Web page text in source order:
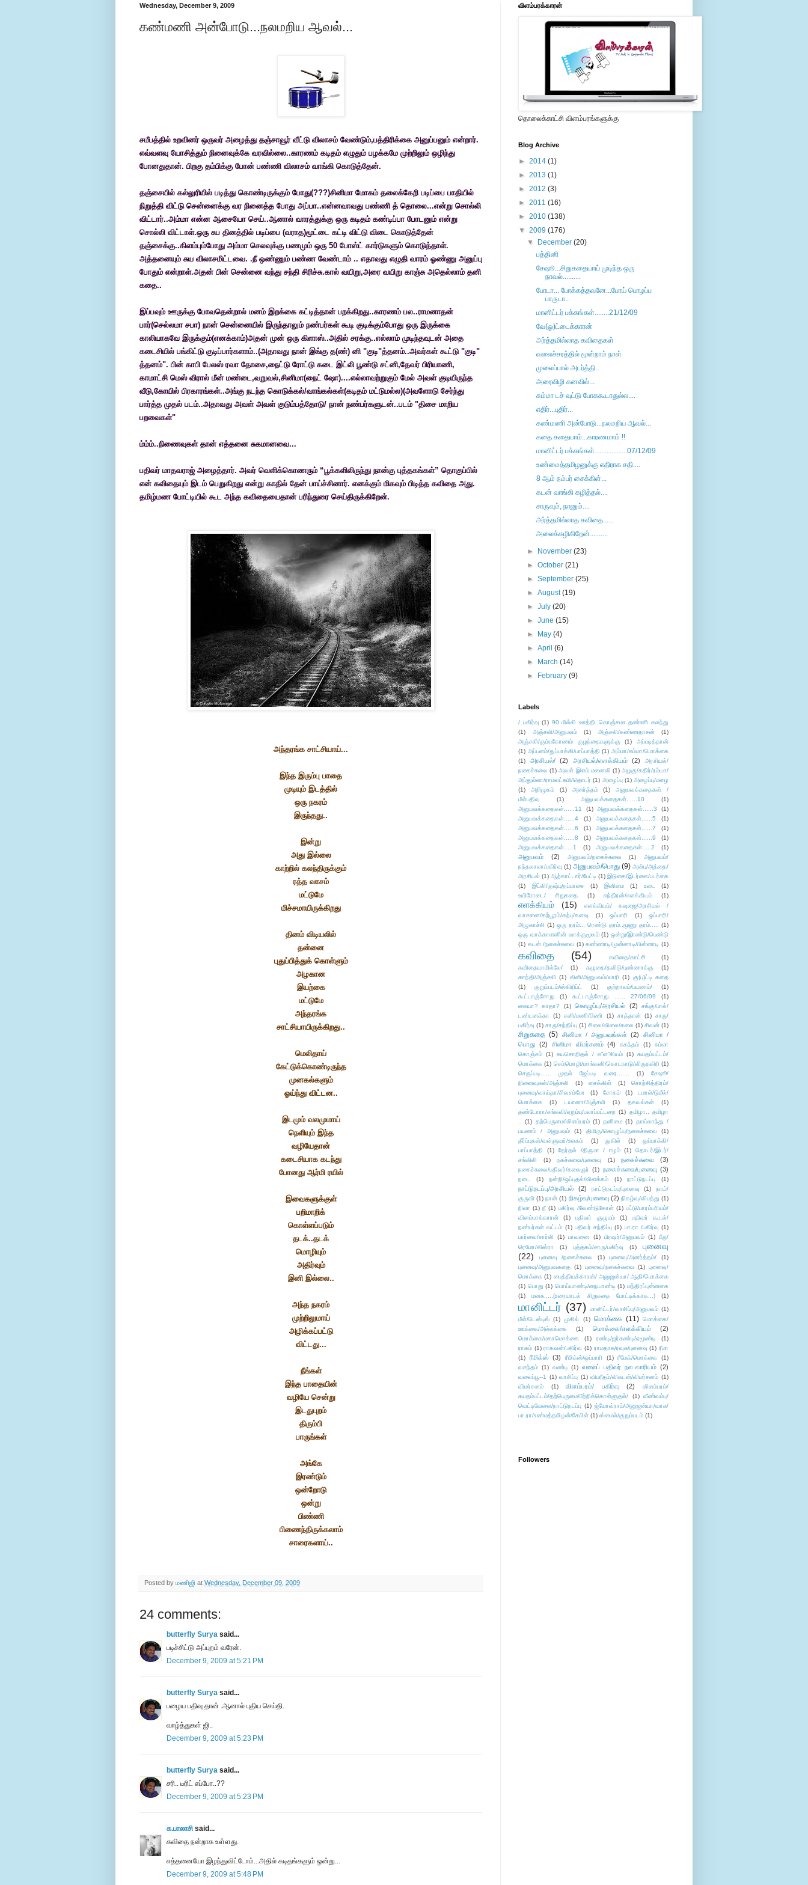
Wednesday, December 9, 2009
கண்மணி அன்போடு...நலமறிய ஆவல்...
சமீபத்தில் உறவினர் ஒருவர் அழைத்து தஞ்சாவூர் வீட்டு விலாசம் வேண்டும்,பத்திரிக்கை அனுப்பனும் என்றார்.
எவ்வளவு யோசித்தும் நினைவுக்கே வரவில்லை..காரணம் கடிதம் எழுதும் பழக்கமேமுற்றிலும் ஒழிந்து
போனதுதான். பிறகு தம்பிக்கு போன் பண்ணி விலாசம் வாங்கி கொடுத்தேன்.
தஞ்சையில் கல்லுரியில் படித்து கொண்டிருக்கும் போது(???)சினிமா மோகம் தலைக்கேறி படிப்பை பாதியில்
நிறுத்தி விட்டு சென்னைக்கு வர நினைத்த போது அப்பா..என்னவாவது பண்ணி த் தொலை...என்று சொல்லி
விட்டார்..அம்மா என்ன ஆசையோ செய்..ஆனால் வாரத்துக்கு ஒரு கடிதம் கண்டிப்பா போடனும் என்று
சொல்லி விட்டாள்.ஒரு சுப தினத்தில் படிப்பை (வராத)மூட்டை கட்டி விட்டு விடை கொடுத்தேன்
தஞ்சைக்கு..கிளம்பும்போது அம்மா செலவுக்கு பணமும் ஒரு 50 போஸ்ட் கார்டுகளும் கொடுத்தாள்.
அத்தனையும் சுய விலாசமிட்டவை. .நீ ஒண்ணும் பண்ண வேண்டாம் .. எதாவது எழுதி வாரம் ஓண்ணு அனுப்பு
போதும் என்றாள்.அதன் பின் சென்னை வந்து சந்தி சிரிச்சு.கால் வயிறு,அரை வயிறு காஞ்சு அதெல்லாம் தனி
கதை..
இப்பவும் ஊருக்கு போவதென்றால் மனம் இறக்கை கட்டித்தான் பறக்கிறது..காரணம் பல..ராமனாதன்
பார்(செல்லமா சபா) நான் சென்னையில் இருந்தாலும் நண்பர்கள் கூடி குடிக்கும்போது ஒரு இருக்கை
காலியாகவே இருக்கும்(எனக்காம்)அதன் முன் ஒரு கிளாஸ்..அதில் சரக்கு..எல்லாம் முடிந்தவுடன் அதை
கடைசியில் பங்கிட்டு குடிப்பார்களாம்..(அதாவது நான் இங்கு த(ண்) னி "குடி"த்தனம்..அவர்கள் கூட்டு "குடி"
த்தனம்". பின் காபி பேலஸ் ரவா தோசை,நைட்டு ரோட்டு கடை இட்லி பூண்டு சட்னி,தேவர் பிரியாணி,
காமாட்சி மெஸ் விரால் மீன் மண்டை,வறுவல்,சினிமா(நைட் ஷோ)....எல்லாவற்றுகும் மேல் அவள் குடியிருந்த
வீடு,கோயில் பிரகாரங்கள்..அங்கு நடந்த கொடுக்கல்/வாங்கல்கள்(கடிதம் மட்டுமல்ல)(அவளோடு சேர்ந்து
பார்த்த முதல் படம்..அதாவது அவள் அவள் குடும்பத்தோடு/ நான் நண்பர்களுடன்..படம் "திசை மாறிய
பறவைகள்"
ம்ம்ம்..நிணைவுகள் தான் எத்தனை சுகமானவை...
பதிவர் மாதவராஜ் அழைத்தார். அவர் வெளிக்கொணரும் “பூக்களிலிருந்து நான்கு புத்தகங்கள்” தொகுப்பில்
என் கவிதையும் இடம் பெறுகிறது என்று காதில் தேன் பாய்ச்சினார். எனக்கும் மிகவும் பிடித்த கவிதை அது.
தமிழ்மண போட்டியில் கூட அந்த கவிதையைதான் பரிந்துரை செய்திருக்கிறேன்.
அந்தரங்க சாட்சியாய்...
இந்த இரும்பு பாதை
முடியும் இடத்தில்
ஒரு நகரம்
இருந்தது..
இன்று
அது இல்லை
காற்றில் கலந்திருக்கும்
ரத்த வாசம்
மட்டுமே
மிச்சமாயிருக்கிறது
தினம் விடியலில்
தன்னை
புதுப்பித்துக் கொள்ளும்
அழகான
இயற்கை
மட்டுமே
அந்தரங்க
சாட்சியாயிருக்கிறது..
மெலிதாய்
கேட்டுக்கொண்டிருந்த
முனகல்களும்
ஓய்ந்து விட்டன..
இடமும் வலமுமாய்
நெளியும் இந்த
வழியேதான்
கடைசியாக கடந்து
போனது ஆர்மி ரயில்
இவைகளுக்குள்
பறிமாறிக்
கொள்ளப்படும்
தடக்..தடக்
மொழியும்
அதிர்வும்
இனி இல்லை..
அந்த நகரம்
முற்றிலுமாய்
அழிக்கப்பட்டு
விட்டது...
நீங்கள்
இந்த பாதையின்
வழியே சென்று
இடதுபுறம்
திரும்பி
பாருங்கள்
அங்கே
இரண்டும்
ஒன்றோடு
ஒன்று
பிண்ணி
பிணைந்திருக்கலாம்
சாரைகளாய்..
Posted by மணிஜி at Wednesday, December 09, 2009
24 comments:
butterfly Surya said...
படிச்சிட்டு அப்புறம் வரேன்.
December 9, 2009 at 5:21 PM
butterfly Surya said...
பழைய பதிவு தான் .ஆனால் புதிய செய்தி.
வாழ்த்துகள் ஜி..
December 9, 2009 at 5:23 PM
butterfly Surya said...
சரி.. டீரிட் எப்போ..??
December 9, 2009 at 5:23 PM
க.பாலாசி said...
கவிதை நன்றாக உள்ளது.
எத்தனையோ இழந்துவிட்டோம்...அதில் கடிதங்களும் ஒன்று...
December 9, 2009 at 5:48 PM
விளம்பரக்காரன்
தொலைக்காட்சி விளம்பரங்களுக்கு
Blog Archive
► 2014 (1)
► 2013 (1)
► 2012 (3)
► 2011 (16)
► 2010 (138)
▼ 2009 (176)
▼
December(20)
பத்தினி
சேஷூ...சிறுகதையாய் முடிந்த ஒரு
நாவல்..........
போடா... போக்கத்தவனே...போய் பொழப்ப
பாருடா..
மானிட்டர் பக்கங்கள்........21/12/09
வே(ஓ)ட்டைக்காரன்
அர்த்தமில்லாத கவிதைகள்
வலைச்சரத்தில் மூன்றாம் நாள்
முலைப்பால் அடர்த்தி..
அரைவிழி கனவில்...
சும்மா டச் வுட்டு போககூடாதுல்ல....
எதிர்...புதிர்...
கண்மணி அன்போடு...நலமறிய ஆவல்...
கதை கதையாம்...காரணமாம் !!
மானிட்டர் பக்கங்கள்…………..07/12/09
உண்மைத்தமிழனுக்கு எதிராக சதி....
8 ஆம் நம்பர் சைக்கிள்...
கடன் வாங்கி கழித்தல்....
சாருவும், நானும்....
அர்த்தமில்லாத கவிதை......
அலைக்கழிகிறேன்..........
► November(23)
►October(21)
►September(25)
►August(19)
►July(20)
►June(15)
►
May(4)
►April(6)
►
March(14)
►
February(9)
Labels
/ பகிர்வு (1) 90 மில்லி ஊத்தி..கொஞ்சமா தண்ணி கலந்து
(1)
அஞ்சலி/அனுபவம் (1) அஞ்சலி/கண்ணதாசன்
(1)
அஞ்சலி/கும்பகோணம் குழந்தைகளுக்கு
(1)
அப்படித்தான்
(1) அப்பளம்/துப்பாக்கி/பாப்பாத்தி (1) அம்மா/சும்மா/மொக்கை
(1)
அரசியல்/ (2) அரசியல்/எளக்கியம் (2)
அரசியல்/
நகைச்சுவை (1) அவள் இளம் மனைவி (1) அழகு/கதிர்/ரம்யா/
அப்துல்லா/ராமலட்சுமி/தொடர் (1) அழைப்பு (1) அழைப்பு/மழை
(1)
அறிமுகம் (1) அனர்த்தம் (1)
அனுபவக்கதைகள் /
மீள்பதிவு
(1) அனுபவக்கதைகள்......10
(1)
அனுபவக்கதைகள்......11
(1) அனுபவக்கதைகள்......3
(1)
அனுபவக்கதைகள்......4
(1) அனுபவக்கதைகள்......5
(1)
அனுபவக்கதைகள்......6
(1) அனுபவக்கதைகள்......7
(1)
அனுபவக்கதைகள்......8
(1) அனுபவக்கதைகள்......9
(1)
அனுபவக்கதைகள்.....1
(1) அனுபவக்கதைகள்.....2 (1)
அனுபவம் (2) அனுபவம்/நகைச்சுவை (1)
அனுபவம்/
நந்தலாலா/பகிர்வு (1) அனுபவம்/பொது (9) அன்பு/அத்தை/
அரசியல் (1) ஆற்காட்டார்/பேட்டி (1) இடுகை/இடர்கை/படர்கை
(1)
இட்லி/குஷ்பு/நப்பாசை (1) இனிமை (1) உடை
(1)
உயிரோடை/ சிறுகதை
(1) எந்திரன்/எளக்கியம் (1)
எளக்கியம் (15)
எளக்கியம்/ கவுஜை/அரசியல் /
வாசனை/கற்பூரம்/கற்பு/களவு
(1) ஒப்பாரி (1)
ஒப்பாரி/
அழுகாச்சி (1) ஒரு தரம்... ரெண்டு தரம்..மூணு தரம்..... (1)
ஒரு வாக்காளனின் வாக்குமூலம் (1) ஒன்று/இரண்டு/பெண்டு
(1) கடன் /நகைச்சுவை (1) கண்ணாடி/முன்னாடி/பின்னாடி (1)
கவிதை (54) கவிதை/காட்சி
(1)
கவிதையாமில்லே/
(1) கழுதை/தவிடு/புண்ணாக்கு
(1)
காந்தி/அஞ்சலி (1) கிளி/அனுபவம்/லாரி (1) கு(பு)ட்டி கதை
(1)
குறும்படம்/ஸ்கிரிப்ட் (1) குற்றாலம்/பயணம்/
(1)
கூட்டாஞ்சோறு
(1) கூட்டாஞ்சோறு ...... 27/06/09
(1)
கையா? காதா?
(1) கொழுப்பு/அரசியல் (2)
சங்கு/பால்/
டண்டனக்கா
(1) சனி/மணி/பிணி (1) சாத்தான் (1) சாரு/
பகிர்வு (1) சாரு/சந்திப்பு (1) சிலை/விலை/கலை (1) சிவன் (1)
சிறுகதை (5) சினிமா / அனுபவங்கள் (2)
சினிமா /
பொது (2) சினிமா விமர்சனம் (4) சுகந்தம் (1)
சும்மா
கொஞ்சம் (1) சுயசொறிதல் / எ”ள”கியம் (1) சுயதம்பட்டம்/
மொக்கை (1) செம்மொழி/மாங்கனி/கொடநாடு/விருதகிரி (1)
செருப்படி...... முதல் ஜேப்படி வரை.......
(1)
சேஷூ/
நினைவுகள்/அஞ்சலி
(1) சைக்கிள் (1)
சொற்சித்திரம்/
புனைவு/வாய்தா/சிவசம்போ
(1) சோகம் (1)
டமால்/டுமீல்/
மொக்கை
(1) டயானா/அஞ்சலி (1) தகவல்கள்
(1)
தண்டோரா/சங்கவி/எறும்பு/பலாப்பட்டறை (1) தமிழா.. தமிழா
.. (1) தற்பெருமை/விளம்பரம் (1) தனிமை (1) தாய்லாந்து /
பயணம் / அனுபவம்
(1) திமிரு/கொழுப்பு/நகைச்சுவை
(1)
தீர்ப்புகள்/வள்ளுவர்/உலகம்
(1) துகில் (1)
துப்பாக்கி/
பாப்பாத்தி
(1) தேர்தல் /திருமா / ஈழம் (1)
தொடர்/இடர்/
சங்கிலி
(1) நகச்சுவை/புனைவு (1) நகைச்சுவை (3)
நகைச்சுவை/பதிவர்/கலைஞர் (1) நகைச்சுவை/புனைவு (3)
நடை (1) நன்றி/ஒப்புதல்/விளக்கம் (1) நாட்டுநடப்பு (1)
நாட்டுநடப்பு/அரசியல் (2) நாட்டுநடப்பு/புனைவு (1)
நாய்/
குருவி (1) நான் (1) நிகழ்வு/புனைவு (2) நிகழ்வு/விபத்து (1)
நிலா (1) நீ (1) பகிர்வு /வேண்டுகோள் (1) பட்டு/பாரம்பரியம்/
விளம்பரக்காரன்
(1) பதிவர் குழுமம் (1)
பதிவர் கூடல்/
நண்பர்கள் வட்டம் (1) பதிவர் சந்திப்பு (1) பா.ரா /பகிர்வு (1)
பார்வை/சார்லி
(1) பாவனை (1) பிரஷர்/அனுபவம் (1) பீரு/
ரெமோ/கிஸ்ரா
(1) புத்தகம்/சாரு/பகிர்வு (1)
புனைவு
(22)
புனைவு /நகைச்சுவை (1) புனைவு/அனர்த்தம்/
(1)
புனைவு/அனுபவகதை (1) புனைவு/நகைச்சுவை (1) புனைவு/
மொக்கை (1) பைத்தியக்காரன்/ அனுஜன்யா/ ஆதி/மொக்கை
(1) பொது (1) பொய்யாண்டி/நையாண்டி (1) மந்திரப்புன்னகை
(1)
மனசு.....(உரையாடல் சிறுகதை போட்டிக்காக...) (1)
மானிட்டர் (37) மானிட்டர்/வாசிப்பு/அனுபவம் (1)
மீள்/டெஸ்டிங் (1) முகில் (1) மொக்கை (11) மொக்கை/
ஊக்கை/அல்லக்கை
(1) மொக்கை/எளக்கியம் (2)
மொக்கை/மகாமொக்கை (1) ரண்டி/ஜர்கண்டி/ஏமூண்டி
(1)
ராகம் (1) ராகவன்/பகிர்வு (1) ராமதாசு/ரவுசு/புனைவு (1) ரீமா
(1)
ரீமிக்ஸ் (3) ரீமிக்ஸ்/ஒப்பாரி (1) ரீமேக்/மொக்கை
(1)
வசந்தம் (1) வண்டி (1) வலைப் பதிவர் நல வாரியம் (2)
வலைப்பூ--1 (1) வாசிப்பு (1) விபரீதம்/விகடன்/விமர்சனம் (1)
விமர்சனம்
(1) விளம்பரம்/ பகிர்வு (2)
விளம்பரம்/
சுயதம்பட்டம்/தற்பெருமை/பீற்றிக்கொள்ளுதல்/
(1) வீண்வம்பு/
வெட்டிவேலை/நாட்டுநடப்பு (1) ஜ்யோவ்ராம்/அனுஜன்யா/வாசு/
பா.ரா/உண்மத்தமிழன்/கேபிள் (1) ஸ்மைல்/குறும்படம் (1)
Followers